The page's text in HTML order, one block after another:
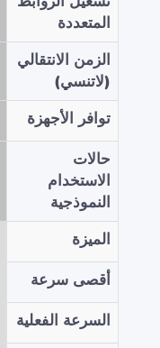
المتعددة
الزمن الانتقالي
(لاتنسي)
توافر الأجهزة
حالات
الاستخدام
النموذجية
الميزة
أقصى سرعة
السرعة الفعلية